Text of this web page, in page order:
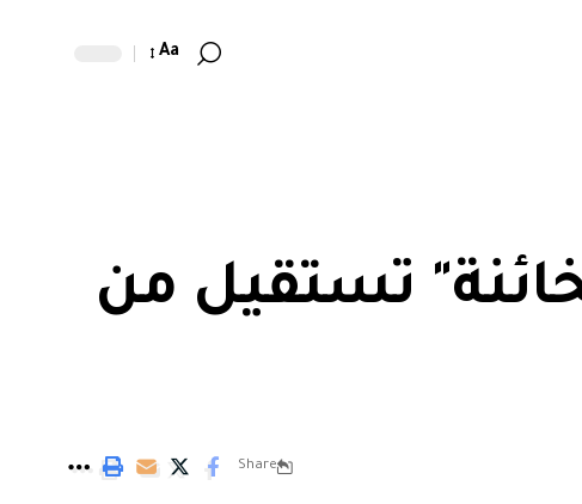
Aa
تستقيل من
Share